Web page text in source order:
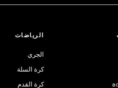
الرياضات
الجري
كرة السلة
كرة القدم